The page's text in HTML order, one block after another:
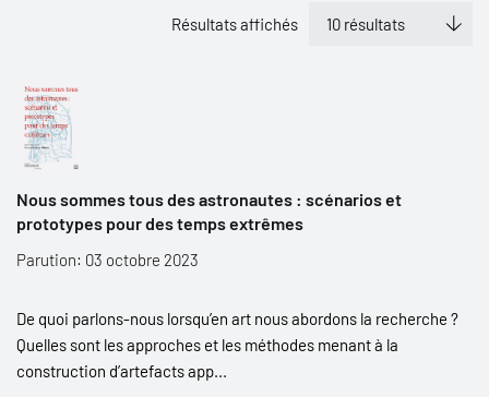
Résultats affichés
Nous sommes tous des astronautes : scénarios et
prototypes pour des temps extrêmes
Parution: 03 octobre 2023
De quoi parlons-nous lorsqu’en art nous abordons la recherche ?
Quelles sont les approches et les méthodes menant à la
construction d’artefacts app...